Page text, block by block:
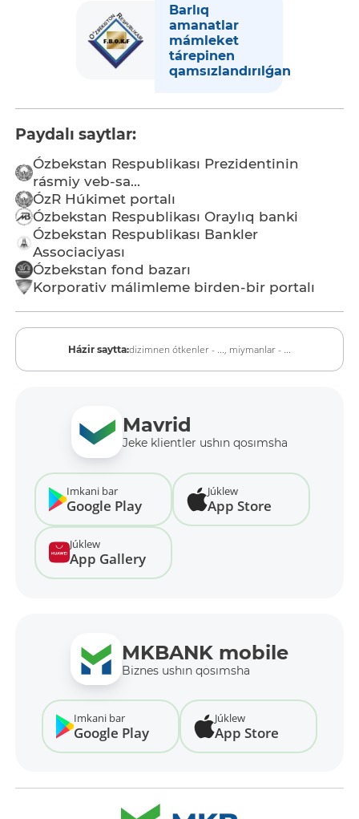
Barlıq
amanatlar
mámleket
tárepinen
qamsızlandırılǵan
Paydalı saytlar:
Ózbekstan Respublikası Prezidentinin
rásmiy veb-sa...
ÓzR Húkimet portalı
Ózbekstan Respublikası Oraylıq banki
Ózbekstan Respublikası Bankler
Associaciyası
Ózbekstan fond bazarı
Korporativ málimleme birden-bir portalı
Házir saytta:dizimnen ótkenler - ..., miymanlar - ...
Mavrid
Jeke klientler ushın qosımsha
Imkani bar
Google Play
Júklew
App Store
Júklew
App Gallery
MKBANK mobile
Biznes ushın qosımsha
Imkani bar
Google Play
Júklew
App Store